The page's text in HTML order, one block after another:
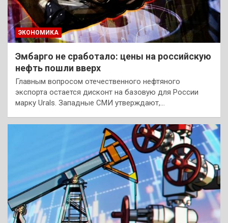
ЭКОНОМИКА
Эмбарго не сработало: цены на российскую
нефть пошли вверх
Главным вопросом отечественного нефтяного
экспорта остается дисконт на базовую для России
марку Urals. Западные СМИ утверждают,…